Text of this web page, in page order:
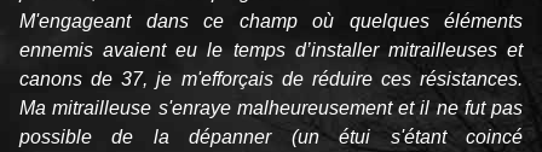
M'engageant dans ce champ où quelques éléments
ennemis avaient eu le temps d’installer mitrailleuses et
canons de 37, je m'efforçais de réduire ces résistances.
Ma mitrailleuse s'enraye malheureusement et il ne fut pas
possible de la dépanner (un étui s'étant coincé